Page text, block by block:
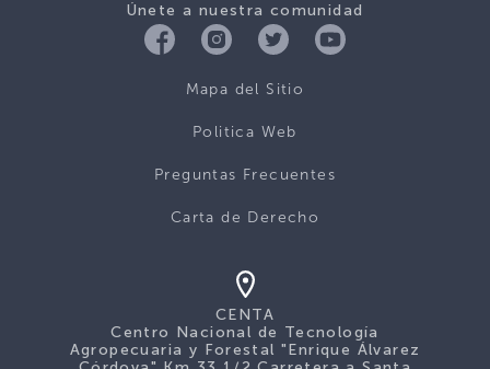
Únete a nuestra comunidad
Mapa del Sitio
Politica Web
Preguntas Frecuentes
Carta de Derecho
CENTA
Centro Nacional de Tecnología
Agropecuaria y Forestal "Enrique Álvarez